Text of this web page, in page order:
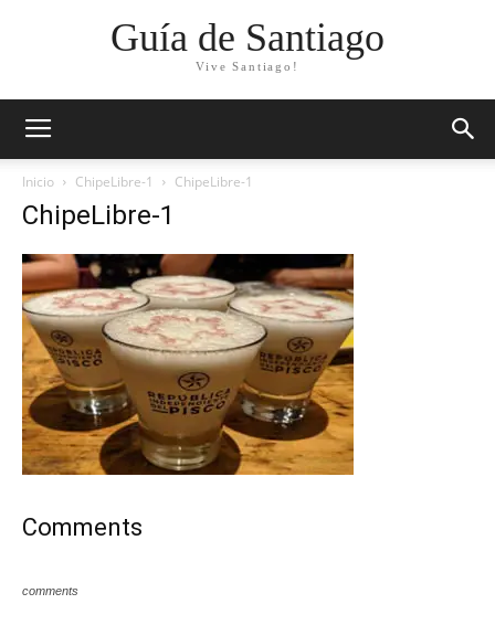
Guía de Santiago
Vive Santiago!
Inicio ChipeLibre-1 ChipeLibre-1
ChipeLibre-1
Comments
comments